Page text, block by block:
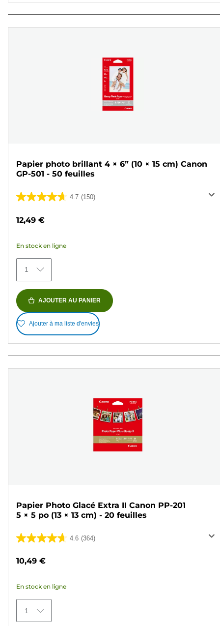
Papier photo brillant 4 × 6” (10 × 15 cm) Canon
GP-501 - 50 feuilles
4.7 (150)
4.7
5
150
avis
12,49 €
En stock en ligne
1
AJOUTER AU PANIER
Ajouter à ma liste d'envies
Papier Photo Glacé Extra II Canon PP-201
5 × 5 po (13 × 13 cm) - 20 feuilles
4.6 (364)
4.6
364
avis
10,49 €
En stock en ligne
1